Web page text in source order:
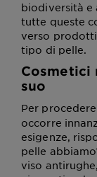
biodiversità e
tutte queste
verso
tipo di pelle.
Cosmetici
suo
Per
occorre
esigenze,
pelle
viso